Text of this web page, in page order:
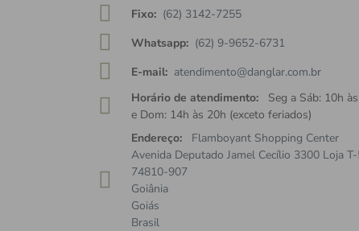
Fixo: (62) 3142-7255
Whatsapp: (62) 9-9652-6731
E-mail: atendimento@danglar.com.br
Horário de atendimento:
Seg a Sáb: 10h
e Dom: 14h às 20h (exceto feriados)
Endereço:
Flamboyant Shopping Center
Avenida Deputado Jamel Cecílio 3300 Loja
74810-907
Goiânia
Goiás
Brasil